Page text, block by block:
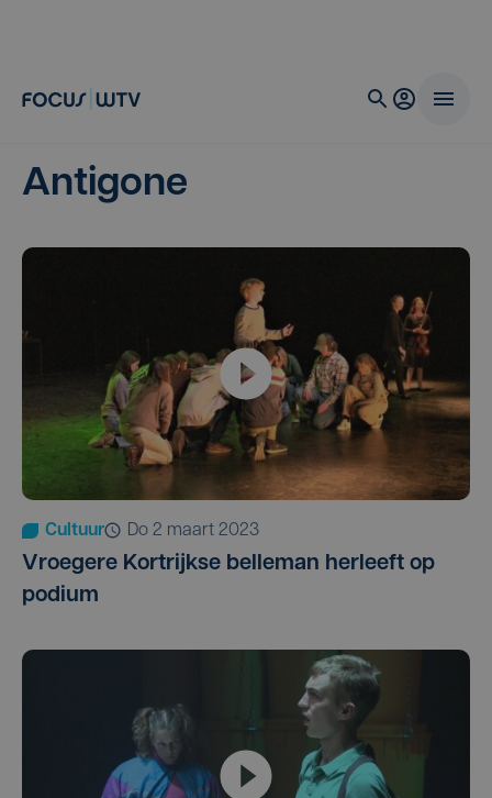
Antigone
Cultuur do 2 maart 2023
Vroegere Kortrijkse belleman herleeft op
podium